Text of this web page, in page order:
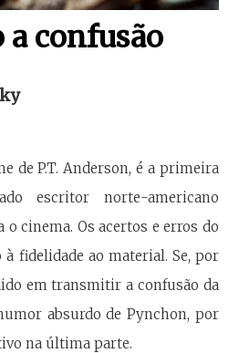
a confusão
de P.T. Anderson, é a primeira
escritor norte-americano
cinema. Os acertos e erros do
fidelidade ao material. Se, por
em transmitir a confusão da
absurdo de Pynchon, por
na última parte.